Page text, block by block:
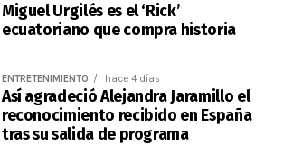
Miguel Urgilés es el ‘Rick’
ecuatoriano que compra historia
ENTRETENIMIENTO hace 4 días
Así agradeció Alejandra Jaramillo el
reconocimiento recibido en España
tras su salida de programa